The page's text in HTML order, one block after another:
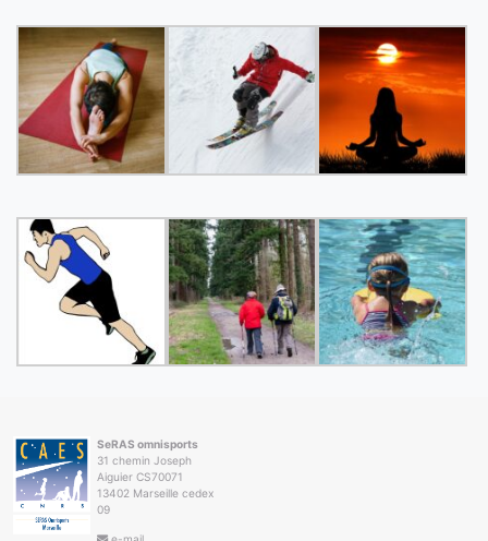
SeRAS omnisports
31 chemin Joseph
Aiguier CS70071
13402 Marseille cedex
09